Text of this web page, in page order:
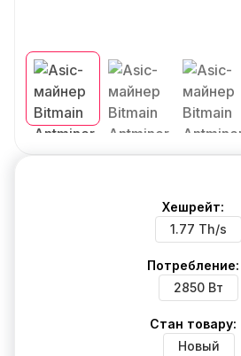
Хешрейт:
1.77 Th/s
Потребление:
2850 Вт
Стан товару:
Новый